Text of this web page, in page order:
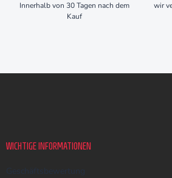
Innerhalb von 30 Tagen nach dem
Kauf
wir
WICHTIGE INFORMATIONEN
Geschäftsbewertung